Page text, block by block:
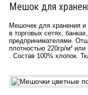
Мешок для
Мешочек для хранения и
в торговых сетях,
предпринимателями.
плотностью 220гр/м²
. Состав 100% хлопок.